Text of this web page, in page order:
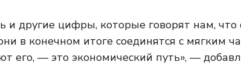
и другие цифры, которые говорят нам,
в конечном итоге соединятся с мягким
его, — это экономический путь», —